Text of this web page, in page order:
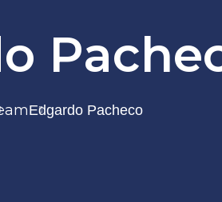
Edgardo Pacheco